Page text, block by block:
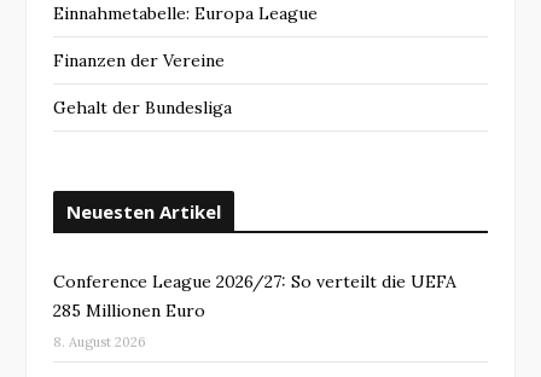
Einnahmetabelle: Europa League
Finanzen der Vereine
Gehalt der Bundesliga
Neuesten Artikel
Conference League 2026/27: So verteilt die UEFA
285 Millionen Euro
8. August 2026